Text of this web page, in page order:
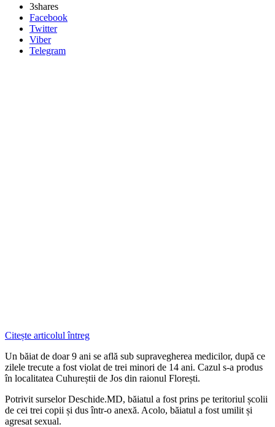
3shares
Facebook
Twitter
Viber
Telegram
Citește articolul întreg
Un băiat de doar 9 ani se află sub supravegherea medicilor, după ce
zilele trecute a fost violat de trei minori de 14 ani. Cazul s-a produs
în localitatea Cuhureștii de Jos din raionul Florești.
Potrivit surselor Deschide.MD, băiatul a fost prins pe teritoriul școlii
de cei trei copii și dus într-o anexă. Acolo, băiatul a fost umilit și
agresat sexual.